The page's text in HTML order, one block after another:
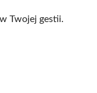
Twojej gestii.